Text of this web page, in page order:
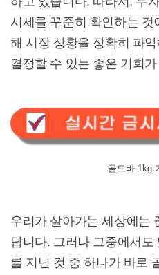
시세를 꾸준히 확인하는
해 시장 상황을 정확히 파
결정할 수 있는 좋은 기회
골드바 1kg
우리가 살아가는 세상에는
답니다. 그러나 그중에서도
를 지닌 것 중 하나가 바로